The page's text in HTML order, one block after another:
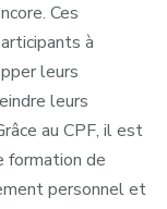
Ces
à
leurs
leurs
au CPF, il est
formation de
personnel et